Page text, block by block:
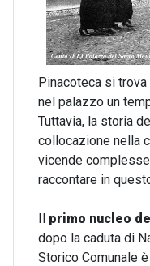
Pinacoteca si
nel palazzo un
Tuttavia, la storia
collocazione nella
vicende
raccontare in
Il primo nucleo
dopo la caduta di
Storico Comunale